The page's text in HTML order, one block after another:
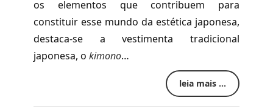
os elementos que contribuem para
constituir esse mundo da estética japonesa,
destaca-se a vestimenta tradicional
japonesa, o kimono…
leia mais ...